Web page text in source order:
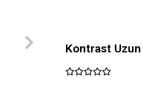
Kontrast